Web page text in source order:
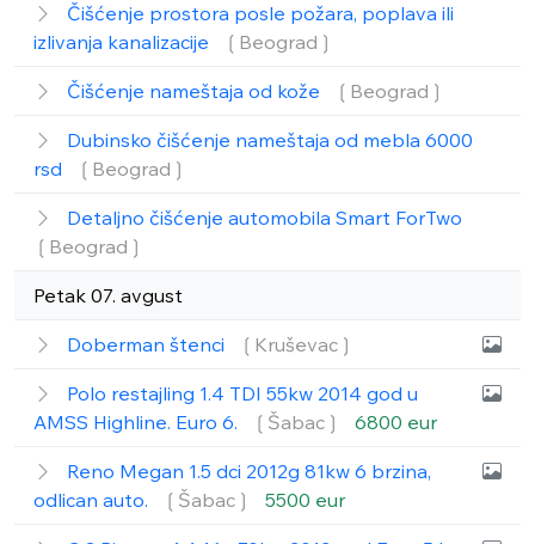
Čišćenje prostora posle požara, poplava ili
izlivanja kanalizacije
❲Beograd❳
Čišćenje nameštaja od kože ❲Beograd❳
Dubinsko čišćenje nameštaja od mebla 6000
rsd
❲Beograd❳
Detaljno čišćenje automobila Smart ForTwo
❲Beograd❳
Petak 07. avgust
Doberman štenci ❲Kruševac❳
Polo restajling 1.4 TDI 55kw 2014 god u
AMSS Highline. Euro 6.
❲Šabac❳ 6800 eur
Reno Megan 1.5 dci 2012g 81kw 6 brzina,
odlican auto.
❲Šabac❳ 5500 eur